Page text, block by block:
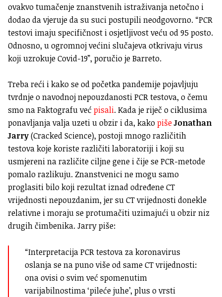
ovakvo tumačenje znanstvenih istraživanja netočno i
dodao da vjeruje da su suci postupili neodgovorno. “PCR
testovi imaju specifičnost i osjetljivost veću od 95 posto.
Odnosno, u ogromnoj većini slučajeva otkrivaju virus
koji uzrokuje Covid-19”, poručio je Barreto.
Treba reći i kako se od početka pandemije pojavljuju
tvrdnje o navodnoj nepouzdanosti PCR testova, o čemu
smo na Faktografu već pisali. Kada je riječ o ciklusima
ponavljanja valja uzeti u obzir i da, kakopišeJonathan
Jarry(Cracked Science), postoji mnogo različitih
testova koje koriste različiti laboratoriji i koji su
usmjereni na različite ciljne gene i čije se PCR-metode
pomalo razlikuju. Znanstvenici ne mogu samo
proglasiti bilo koji rezultat iznad određene CT
vrijednosti nepouzdanim, jer su CT vrijednosti donekle
relativne i moraju se protumačiti uzimajući u obzir niz
drugih čimbenika. Jarry piše:
“Interpretacija PCR testova za koronavirus
oslanja se na puno više od same CT vrijednosti:
ona ovisi o svim već spomenutim
varijabilnostima ‘pileće juhe’, plus o vrsti